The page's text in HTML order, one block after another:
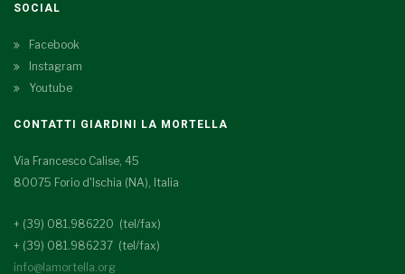
SOCIAL
Facebook
Instagram
Youtube
CONTATTI GIARDINI LA MORTELLA
Via Francesco Calise, 45
80075 Forio d'Ischia (NA), Italia
+ (39) 081.986220 (tel/fax)
+ (39) 081.986237 (tel/fax)
info@lamortella.org